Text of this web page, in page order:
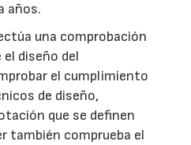
años.
una comprobación
diseño del
el cumplimiento
de diseño,
que se definen
también comprueba el